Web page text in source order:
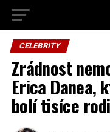
CELEBRITY
Zrádnost
Erica Danea,
bolí tisíce